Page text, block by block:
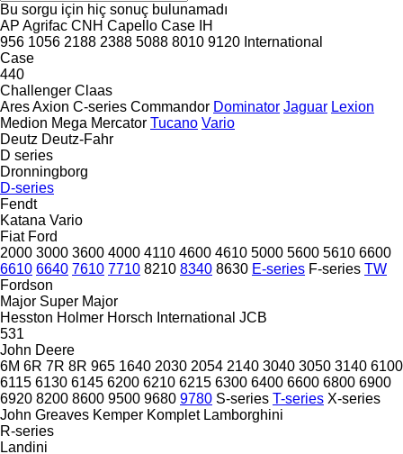
Bu sorgu için hiç sonuç bulunamadı
AP Agrifac CNH Capello Case IH
956 1056 2188 2388 5088 8010 9120 International
Case
440
Challenger Claas
AresAxion C-series Commandor Dominator Jaguar Lexion
Medion Mega Mercator Tucano Vario
Deutz Deutz-Fahr
D series
Dronningborg
D-series
Fendt
Katana Vario
Fiat Ford
2000 3000 3600 4000 4110 4600 4610 5000 5600 5610 6600
6610 6640 7610 7710 8210 8340 8630 E-series F-series TW
Fordson
Major Super Major
Hesston Holmer Horsch International JCB
531
John Deere
6M 6R 7R 8R 965 1640 2030 2054 2140 3040 3050 3140 6100
6115 6130 6145 6200 6210 6215 6300 6400 6600 6800 6900
6920 8200 8600 9500 9680 9780 S-series T-series X-series
John Greaves Kemper Komplet Lamborghini
R-series
Landini